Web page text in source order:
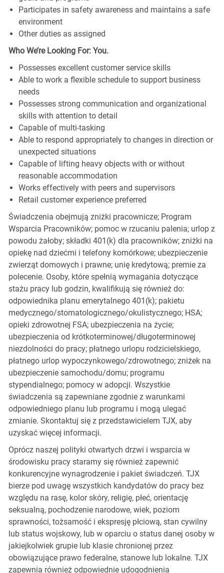
Participates in safety awareness and maintains a safe
environment
Other duties as assigned
Who We’re Looking For: You.
Possesses excellent customer service skills
Able to work a flexible schedule to support business
needs
Possesses strong communication and organizational
skills with attention to detail
Capable of multi-tasking
Able to respond appropriately to changes in direction or
unexpected situations
Capable of lifting heavy objects with or without
reasonable accommodation
Works effectively with peers and supervisors
Retail customer experience preferred
Świadczenia obejmują zniżki pracownicze; Program
Wsparcia Pracowników; pomoc w rzucaniu palenia; urlop z
powodu żałoby; składki 401(k) dla pracowników; zniżki na
opiekę nad dziećmi i telefony komórkowe; ubezpieczenie
zwierząt domowych i prawne; unię kredytową; premie za
polecenie. Osoby, które spełnią wymagania dotyczące
stażu pracy lub godzin, kwalifikują się również do:
odpowiednika planu emerytalnego 401(k); pakietu
medycznego/stomatologicznego/okulistycznego; HSA;
opieki zdrowotnej FSA; ubezpieczenia na życie;
ubezpieczenia od krótkoterminowej/długoterminowej
niezdolności do pracy; płatnego urlopu rodzicielskiego,
płatnego urlop wypoczynkowego/zdrowotnego; zniżek na
ubezpieczenie samochodu/domu; programu
stypendialnego; pomocy w adopcji. Wszystkie
świadczenia są zapewniane zgodnie z warunkami
odpowiedniego planu lub programu i mogą ulegać
zmianie. Skontaktuj się z przedstawicielem TJX, aby
uzyskać więcej informacji.
Oprócz naszej polityki otwartych drzwi i wsparcia w
środowisku pracy staramy się również zapewnić
konkurencyjne wynagrodzenie i pakiet świadczeń. TJX
bierze pod uwagę wszystkich kandydatów do pracy bez
względu na rasę, kolor skóry, religię, płeć, orientację
seksualną, pochodzenie narodowe, wiek, poziom
sprawności, tożsamość i ekspresję płciową, stan cywilny
lub status wojskowy, lub w oparciu o status danej osoby w
jakiejkolwiek grupie lub klasie chronionej przez
obowiązujące prawo federalne, stanowe lub lokalne. TJX
zapewnia również odpowiednie udogodnienia